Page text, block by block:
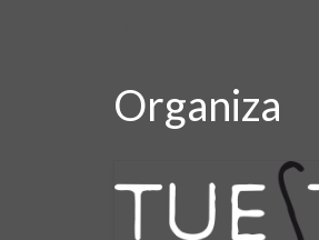
Organiza